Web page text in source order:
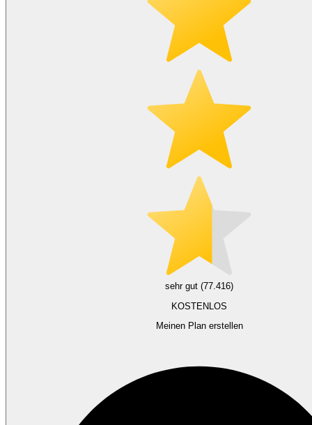
sehr gut (77.416)
KOSTENLOS
Meinen Plan erstellen